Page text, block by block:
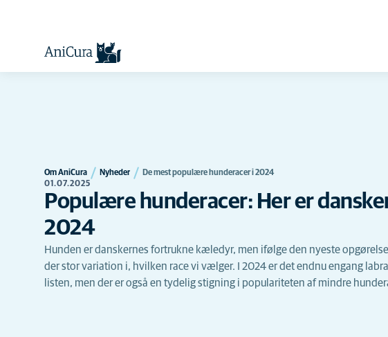
Om AniCura Nyheder
De mest populære hunderacer i 2024
01.07.2025
Populære hunderacer: Her er
2024
Hunden er danskernes fortrukne kæledyr, men ifølge den nyeste
der stor variation i, hvilken race vi vælger. I 2024 er det endnu engang
listen, men der er også en tydelig stigning i populariteten af mindre